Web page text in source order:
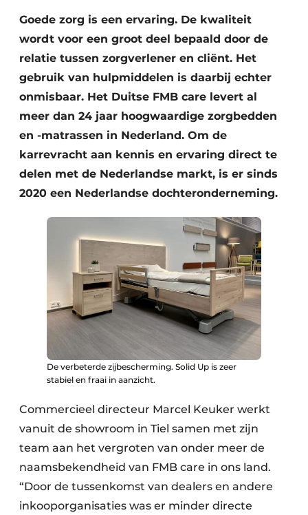
Goede zorg is een ervaring. De kwaliteit
wordt voor een groot deel bepaald door de
relatie tussen zorgverlener en cliënt. Het
gebruik van hulpmiddelen is daarbij echter
onmisbaar. Het Duitse FMB care levert al
meer dan 24 jaar hoogwaardige zorgbedden
en -matrassen in Nederland. Om de
karrevracht aan kennis en ervaring direct te
delen met de Nederlandse markt, is er sinds
2020 een Nederlandse dochteronderneming.
De verbeterde zijbescherming. Solid Up is zeer
stabiel en fraai in aanzicht.
Commercieel directeur Marcel Keuker werkt
vanuit de showroom in Tiel samen met zijn
team aan het vergroten van onder meer de
naamsbekendheid van FMB care in ons land.
“Door de tussenkomst van dealers en andere
inkooporganisaties was er minder directe